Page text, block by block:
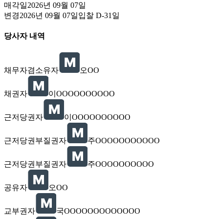
매각일2026년 09월 07일
변경2026년 09월 07일입찰 D-31 일
당사자 내역
채무자겸소유자 오OO
채권자 이OOOOOOOOOO
근저당권자 이OOOOOOOOOO
근저당권부질권자 주OOOOOOOOOOO
근저당권부질권자 주OOOOOOOOOO
공유자 오OO
교부권자 국OOOOOOOOOOOOO